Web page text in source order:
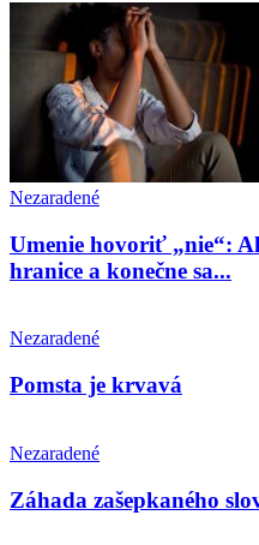
Nezaradené
Umenie hovoriť „nie“:
hranice a konečne sa...
Nezaradené
Pomsta je krvavá
Nezaradené
Záhada zašepkaného